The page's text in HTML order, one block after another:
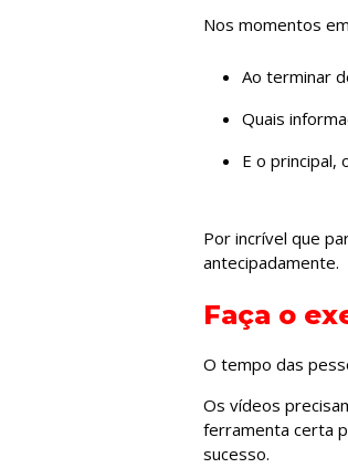
Nos momentos
Ao terminar
Quais
E o principal,
Por incrível que
antecipadamente.
Faça o
O tempo das
Os vídeos
ferramenta certa
sucesso.